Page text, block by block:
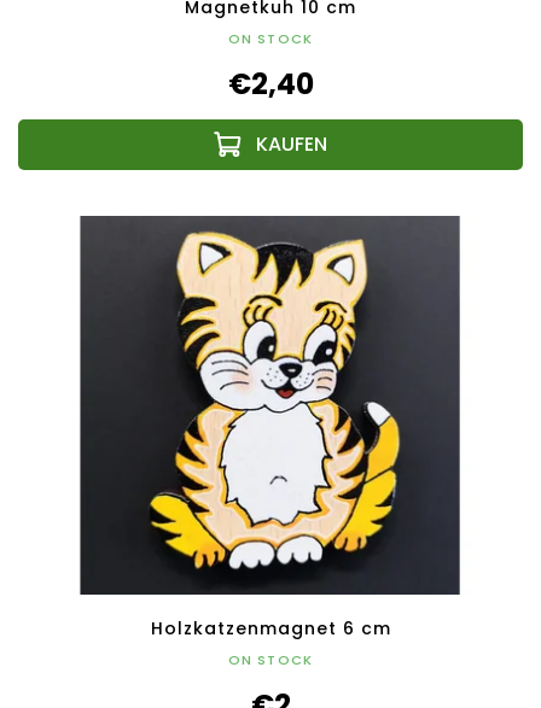
Magnetkuh 10 cm
ON STOCK
€2,40
Holzkatzenmagnet 6 cm
ON STOCK